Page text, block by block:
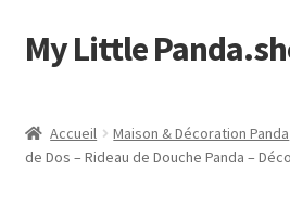
Aller
à
navigation
Aller
au
My Little
Boutique
Accueil Maison & Décoration Panda
de Dos – Rideau de Douche Panda –